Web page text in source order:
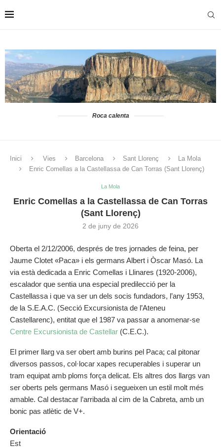
Roca calenta
Inici Vies Barcelona Sant Llorenç
La Mola
Enric Comellas a la Castellassa de Can Torras (Sant Llorenç)
La Mola
Enric Comellas a la Castellassa de Can Torras
(Sant Llorenç)
2 de juny de 2026
Oberta el 2/12/2006, després de tres jornades de feina, per
Jaume Clotet «Paca» i els germans Albert i Òscar Masó. La
via està dedicada a Enric Comellas i Llinares (1920-2006),
escalador que sentia una especial predilecció per la
Castellassa i que va ser un dels socis fundadors, l’any 1953,
de la S.E.A.C. (Secció Excursionista de l’Ateneu
Castellarenc), entitat que el 1987 va passar a anomenar-se
Centre Excursionista de Castellar (C.E.C.).
El primer llarg va ser obert amb burins pel Paca; cal pitonar
diversos passos, col·locar xapes recuperables i superar un
tram equipat amb ploms força delicat. Els altres dos llargs van
ser oberts pels germans Masó i segueixen un estil molt més
amable. Cal destacar l’arribada al cim de la Cabreta, amb un
bonic pas atlètic de V+.
Orientació
Est